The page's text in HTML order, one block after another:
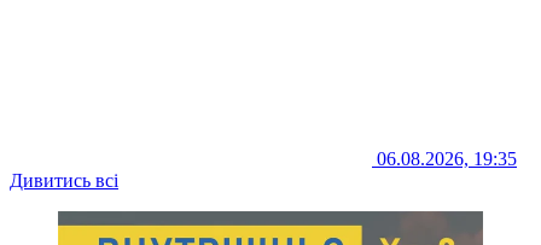
06.08.2026, 19:35
Дивитись всі